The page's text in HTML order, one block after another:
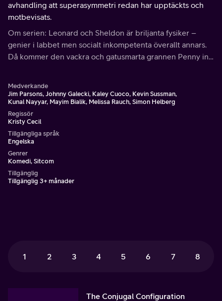
avhandling att superasymmetri redan har upptäckts och
motbevisats.
Om serien: Leonard och Sheldon är briljanta fysiker –
genier i labbet men socialt inkompetenta överallt annars.
Då kommer den vackra och gatusmarta grannen Penny in i
Medverkande
Jim Parsons, Johnny Galecki, Kaley Cuoco, Kevin Sussman,
Kunal Nayyar, Mayim Bialik, Melissa Rauch, Simon Helberg
Regissör
Kristy Cecil
Tillgängliga språk
Engelska
Genrer
Komedi, Sitcom
Tillgänglig
Tillgänglig 3+ månader
1 2 3 4 5 6 7 8
The Conjugal Configuration